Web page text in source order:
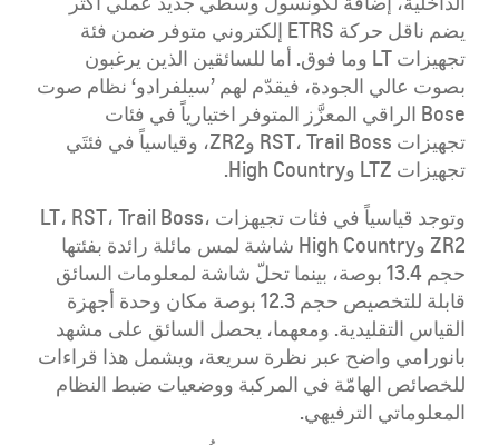
يضم ناقل حركة ETRS إلكتروني متوفر ضمن فئة
تجهيزات LT وما فوق. أما للسائقين الذين يرغبون
بصوت عالي الجودة، فيقدّم لهم ’سيلفرادو‘ نظام صوت
Bose الراقي المعزَّز المتوفر اختيارياً في فئات
تجهيزات RST، Trail Boss وZR2، وقياسياً في فئتَي
تجهيزات LTZ وHigh Country.
وتوجد قياسياً في فئات تجيهزات LT، RST، Trail Boss،
ZR2 وHigh Country شاشة لمس مائلة رائدة بفئتها
حجم 13.4 بوصة، بينما تحلّ شاشة لمعلومات السائق
قابلة للتخصيص حجم 12.3 بوصة مكان وحدة أجهزة
القياس التقليدية. ومعهما، يحصل السائق على مشهد
بانورامي واضح عبر نظرة سريعة، ويشمل هذا قراءات
للخصائص الهامّة في المركبة ووضعيات ضبط النظام
المعلوماتي الترفيهي.